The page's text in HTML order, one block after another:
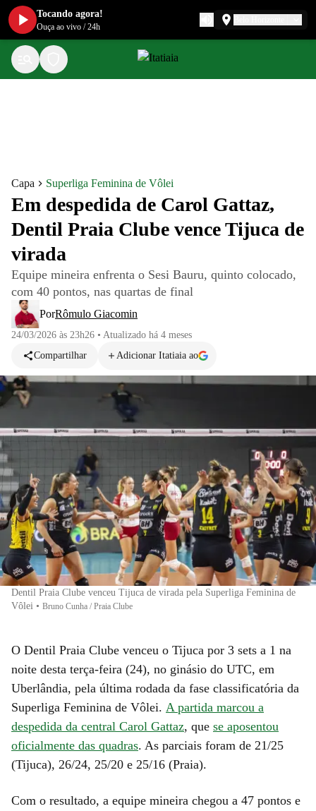
Capa Superliga Feminina de Vôlei
Em despedida de Carol Gattaz,
Dentil Praia Clube vence Tijuca de
virada
Equipe mineira enfrenta o Sesi Bauru, quinto colocado,
com 40 pontos, nas quartas de final
PorRômulo Giacomin
24/03/2026 às 23h26 • Atualizado há 4 meses
Compartilhar
Adicionar Itatiaia ao
Dentil Praia Clube venceu Tijuca de virada pela Superliga Feminina de
Vôlei • Bruno Cunha / Praia Clube
O Dentil Praia Clube venceu o Tijuca por 3 sets a 1 na
noite desta terça-feira (24), no ginásio do UTC, em
Uberlândia, pela última rodada da fase classificatória da
Superliga Feminina de Vôlei. A partida marcou a
despedida da central Carol Gattaz, que se aposentou
oficialmente das quadras. As parciais foram de 21/25
(Tijuca), 26/24, 25/20 e 25/16 (Praia).
Com o resultado, a equipe mineira chegou a 47 pontos e
Tocando agora!
Ouça ao vivo /24h